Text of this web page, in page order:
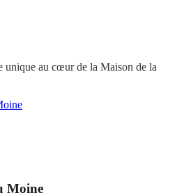
unique au cœur de la Maison de la
Moine